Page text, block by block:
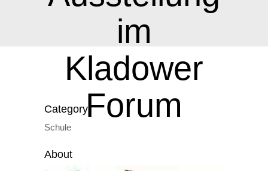
im
Kladower
Forum
Category:
Schule
About